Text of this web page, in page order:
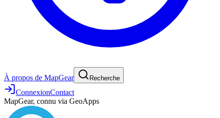
À propos de MapGear Recherche
ConnexionContact
MapGear, connu via GeoApps